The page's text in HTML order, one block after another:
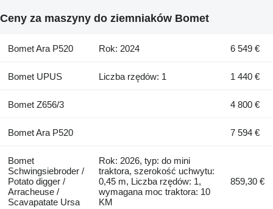
Ceny za maszyny do ziemniaków Bomet
Bomet Ara P520 Rok: 2024 6 549 €
Bomet UPUS Liczba rzędów: 1 1 440 €
Bomet Z656/3 4 800 €
Bomet Ara P520 7 594 €
Bomet
Schwingsiebroder /
Potato digger /
Arracheuse /
Scavapatate Ursa
Rok: 2026, typ: do mini
traktora, szerokość uchwytu:
0,45 m, Liczba rzędów: 1,
wymagana moc traktora: 10
KM
859,30 €